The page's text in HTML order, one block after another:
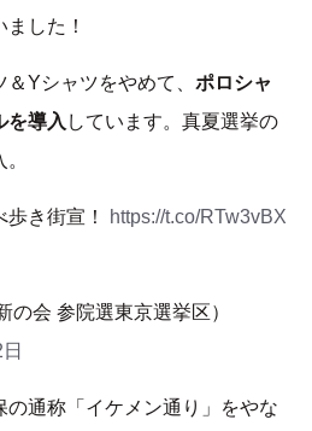
した！
Yシャツをやめて、 ポロシャ
を導入 しています。真夏選挙の
き街宣！
https://t.co/RTw3vBX
会 参院選東京選挙区）
の通称「イケメン通り」をやな